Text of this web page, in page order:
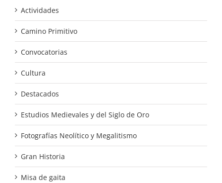
Actividades
Camino Primitivo
Convocatorias
Cultura
Destacados
Estudios Medievales y del Siglo de Oro
Fotografías Neolítico y Megalitismo
Gran Historia
Misa de gaita